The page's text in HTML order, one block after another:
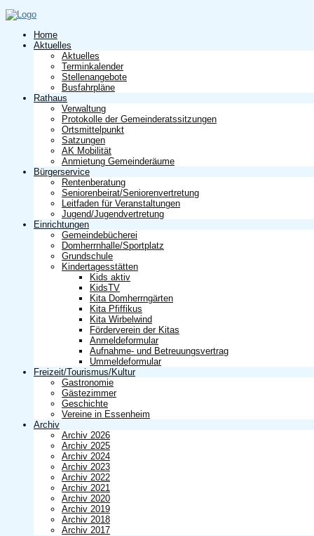
Home
Aktuelles
Aktuelles
Terminkalender
Stellenangebote
Busfahrpläne
Rathaus
Verwaltung
Protokolle der Gemeinderatssitzungen
Ortsmittelpunkt
Satzungen
AK Mobilität
Anmietung Gemeinderäume
Bürgerservice
Rentenberatung
Seniorenbeirat/Seniorenvertretung
Leitfaden für Veranstaltungen
Jugend/Jugendvertretung
Einrichtungen
Gemeindebücherei
Domherrnhalle/Sportplatz
Grundschule
Kindertagesstätten
Kids aktiv
KidsTV
Kita Domherrngärten
Kita Pfiffikus
Kita Wirbelwind
Förderverein der Kitas
Anmeldeformular
Aufnahme- und Betreuungsvertrag
Ummeldeformular
Freizeit/Tourismus/Kultur
Gastronomie
Gästezimmer
Geschichte
Vereine in Essenheim
Archiv
Archiv 2026
Archiv 2025
Archiv 2024
Archiv 2023
Archiv 2022
Archiv 2021
Archiv 2020
Archiv 2019
Archiv 2018
Archiv 2017